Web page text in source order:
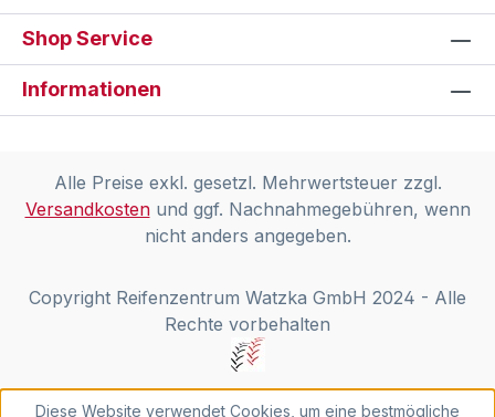
Shop Service
Informationen
Alle Preise exkl. gesetzl. Mehrwertsteuer zzgl.
Versandkostenund ggf. Nachnahmegebühren, wenn
nicht anders angegeben.
Copyright Reifenzentrum Watzka GmbH 2024 - Alle
Rechte vorbehalten
Diese Website verwendet Cookies, um eine bestmögliche